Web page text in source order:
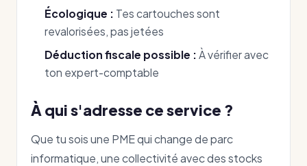
Écologique : Tes cartouches sont
revalorisées, pas jetées
Déduction fiscale possible : À vérifier avec
ton expert-comptable
À qui s'adresse ce service ?
Que tu sois une PME qui change de parc
informatique, une collectivité avec des stocks